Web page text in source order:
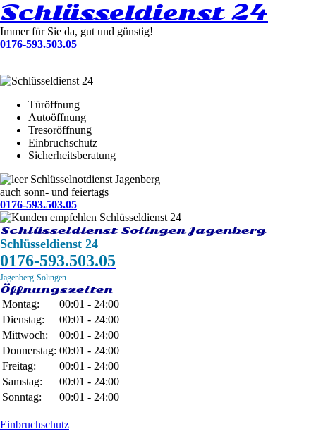
Schlüsseldienst 24
Immer für Sie da, gut und günstig!
0176-593.503.05
Türöffnung
Autoöffnung
Tresoröffnung
Einbruchschutz
Sicherheitsberatung
Schlüsselnotdienst Jagenberg
auch sonn- und feiertags
0176-593.503.05
Schlüsseldienst Solingen Jagenberg
Schlüsseldienst 24
0176-593.503.05
Jagenberg Solingen
Öffnungszeiten
Montag:
00:01 - 24:00
Dienstag:
00:01 - 24:00
Mittwoch:
00:01 - 24:00
Donnerstag: 00:01 - 24:00
Freitag:
00:01 - 24:00
Samstag:
00:01 - 24:00
Sonntag:
00:01 - 24:00
Einbruchschutz